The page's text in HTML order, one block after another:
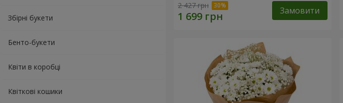
Збірні букети
Бенто-букети
Квіти в коробці
Квіткові кошики
2 427 грн Замовити